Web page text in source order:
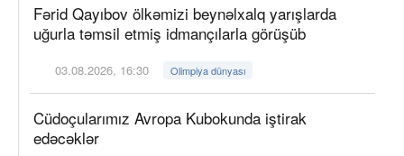
Fərid Qayıbov ölkəmizi beynəlxalq yarışlarda
uğurla təmsil etmiş idmançılarla görüşüb
03.08.2026, 16:30 Olimpiya dünyası
Cüdoçularımız Avropa Kubokunda iştirak
edəcəklər